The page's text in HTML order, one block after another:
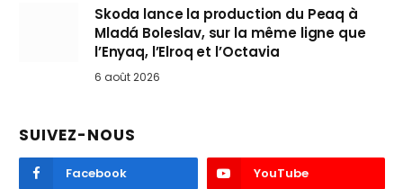
Skoda lance la production du Peaq à
Mladá Boleslav, sur la même ligne que
l’Enyaq, l’Elroq et l’Octavia
6 août 2026
SUIVEZ-NOUS
Facebook YouTube